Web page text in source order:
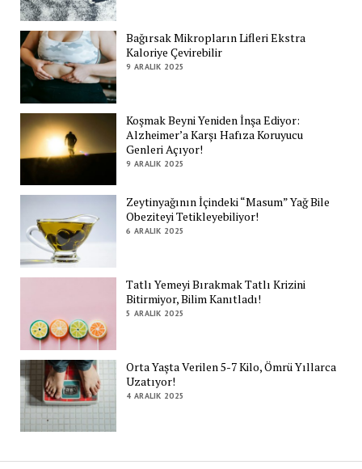
Bağırsak Mikropların Lifleri Ekstra
Kaloriye Çevirebilir
9 ARALIK 2025
Koşmak Beyni Yeniden İnşa Ediyor:
Alzheimer’a Karşı Hafıza Koruyucu
Genleri Açıyor!
9 ARALIK 2025
Zeytinyağının İçindeki “Masum” Yağ Bile
Obeziteyi Tetikleyebiliyor!
6 ARALIK 2025
Tatlı Yemeyi Bırakmak Tatlı Krizini
Bitirmiyor, Bilim Kanıtladı!
5 ARALIK 2025
Orta Yaşta Verilen 5-7 Kilo, Ömrü Yıllarca
Uzatıyor!
4 ARALIK 2025